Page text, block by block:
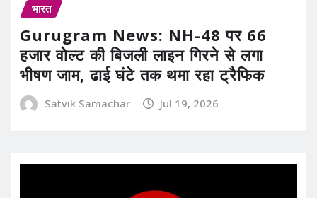
भारत
Gurugram News: NH-48 पर 66
हजार वोल्ट की बिजली लाइन गिरने से लगा
भीषण जाम, ढाई घंटे तक थमा रहा ट्रैफिक
Satvik Samachar Jul 19, 2026